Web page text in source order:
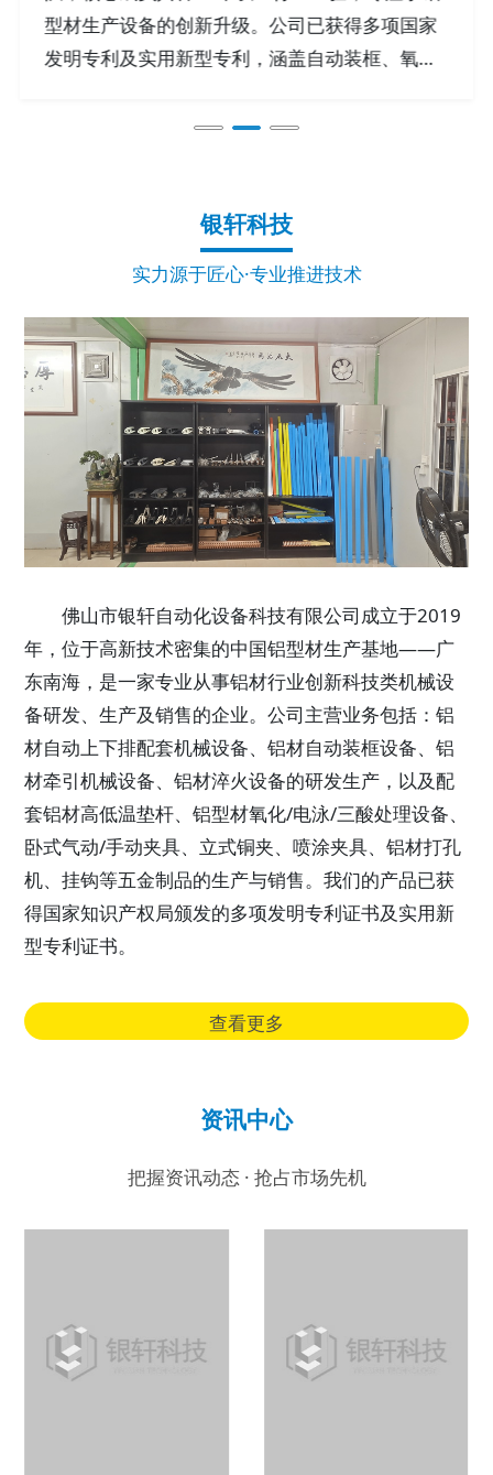
型材生产设备的创新升级。公司已获得多项国家
发明专利及实用新型专利，涵盖自动装框、氧化
测试中心，年研发投入占比超15%，并与华南理
铝材自动氧化夹具系统，并实现从单机设备到整
线智能装备的技术突破，助力客户提升30%以上
生产效率。
银轩科技
实力源于匠心·专业推进技术
佛山市银轩自动化设备科技有限公司成立于2019
年，位于高新技术密集的中国铝型材生产基地——广
东南海，是一家专业从事铝材行业创新科技类机械设
备研发、生产及销售的企业。公司主营业务包括：铝
材自动上下排配套机械设备、铝材自动装框设备、铝
材牵引机械设备、铝材淬火设备的研发生产，以及配
套铝材高低温垫杆、铝型材氧化/电泳/三酸处理设备、
卧式气动/手动夹具、立式铜夹、喷涂夹具、铝材打孔
机、挂钩等五金制品的生产与销售。我们的产品已获
得国家知识产权局颁发的多项发明专利证书及实用新
型专利证书。
查看更多
资讯中心
把握资讯动态 · 抢占市场先机